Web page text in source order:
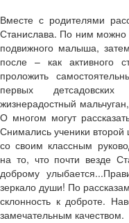
Вместе с родителями
Станислава. По ним можно
подвижного малыша,
после – как активного
проложить
первых
жизнерадостный
О многом могут
Снимались ученики
со своим классным
на то, что почти везде
доброму
зеркало души! По
склонность к доброте.
замечательным качеством.